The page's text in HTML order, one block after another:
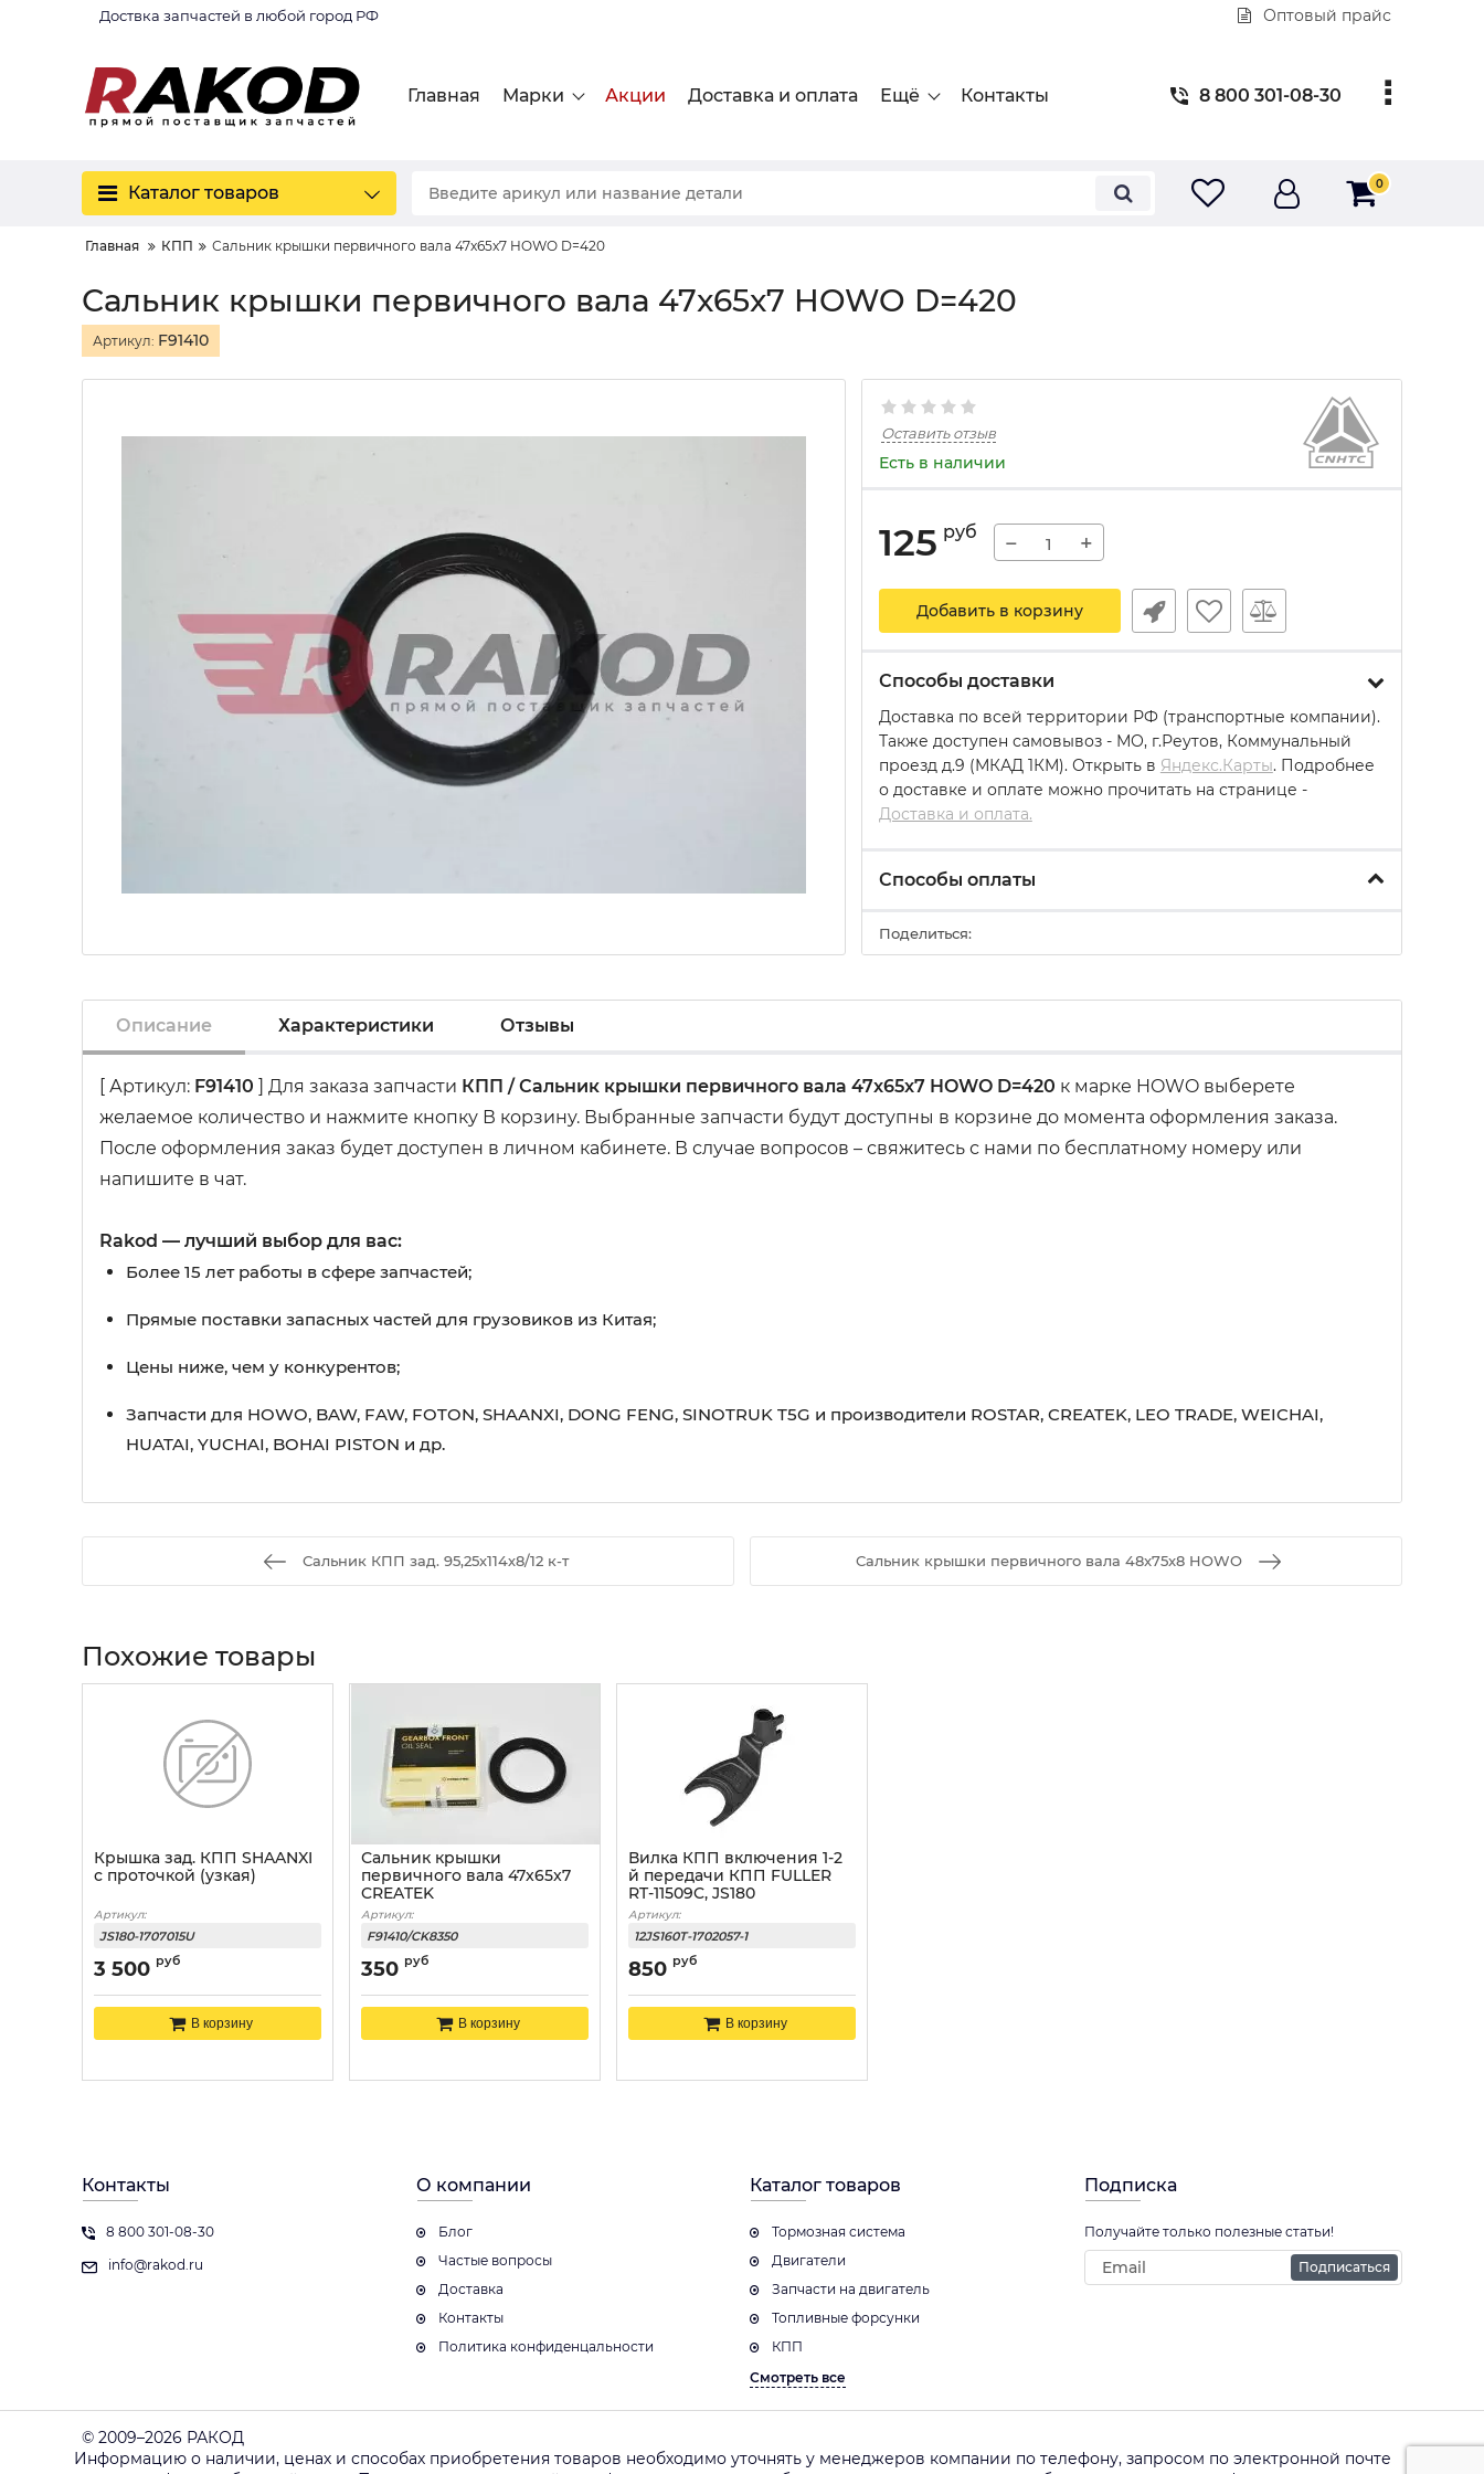
Доствка запчастей в любой город РФ Оптовый прайс
Главная Марки Акции Доставка и оплата Ещё Контакты 8 800 301-08-30
Каталог товаров 0
Главная КПП Сальник крышки первичного вала 47x65x7 HOWO D=420
Сальник крышки первичного вала 47x65x7 HOWO D=420
Артикул: F91410
Оставить отзыв
Есть в наличии
125 руб − +
Добавить в корзину
Способы доставки
Доставка по всей территории РФ (транспортные компании).
Также доступен самовывоз - МО, г.Реутов, Коммунальный
проезд д.9 (МКАД 1КМ). Открыть в Яндекс.Карты. Подробнее
о доставке и оплате можно прочитать на странице -
Доставка и оплата.
Способы оплаты
Поделиться:
Описание Характеристики Отзывы
[ Артикул: F91410 ] Для заказа запчасти КПП / Сальник крышки первичного вала 47x65x7 HOWO D=420 к марке HOWO выберете
желаемое количество и нажмите кнопку В корзину. Выбранные запчасти будут доступны в корзине до момента оформления заказа.
После оформления заказ будет доступен в личном кабинете. В случае вопросов – свяжитесь с нами по бесплатному номеру или
напишите в чат.
Rakod — лучший выбор для вас:
Более 15 лет работы в сфере запчастей;
Прямые поставки запасных частей для грузовиков из Китая;
Цены ниже, чем у конкурентов;
Запчасти для HOWO, BAW, FAW, FOTON, SHAANXI, DONG FENG, SINOTRUK T5G и производители ROSTAR, CREATEK, LEO TRADE, WEICHAI,
HUATAI, YUCHAI, BOHAI PISTON и др.
Сальник КПП зад. 95,25х114х8/12 к-т Сальник крышки первичного вала 48x75x8 HOWO
Похожие товары
Крышка зад. КПП SHAANXI
с проточкой (узкая)
Артикул:
JS180-1707015U
3 500 руб
В корзину
Сальник крышки
первичного вала 47x65x7
CREATEK
Артикул:
F91410/CK8350
350 руб
В корзину
Вилка КПП включения 1-2
й передачи КПП FULLER
RT-11509C, JS180
Артикул:
12JS160T-1702057-1
850 руб
В корзину
Контакты
8 800 301-08-30
info@rakod.ru
О компании
Блог
Частые вопросы
Доставка
Контакты
Политика конфиденцальности
Каталог товаров
Тормозная система
Двигатели
Запчасти на двигатель
Топливные форсунки
КПП
Смотреть все
Подписка
Получайте только полезные статьи!
Подписаться
© 2009–2026 РАКОД
Информацию о наличии, ценах и способах приобретения товаров необходимо уточнять у менеджеров компании по телефону, запросом по электронной почте